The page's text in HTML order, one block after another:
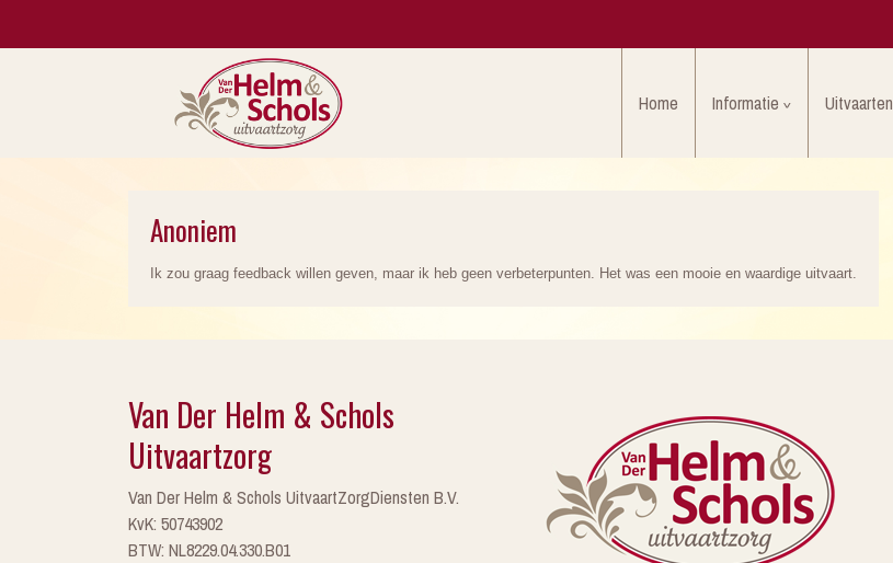
Home Informatie Uitvaarten
Anoniem
Ik zou graag feedback willen geven, maar ik heb geen verbeterpunten. Het was een mooie en waardige uitvaart.
Van Der Helm & Schols
Uitvaartzorg
Van Der Helm & Schols UitvaartZorgDiensten B.V.
KvK: 50743902
BTW: NL8229.04.330.B01